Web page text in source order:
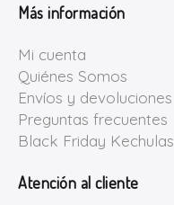
Más información
Mi cuenta
Quiénes Somos
Envíos y devoluciones
Preguntas frecuentes
Black Friday Kechulas
Atención al cliente